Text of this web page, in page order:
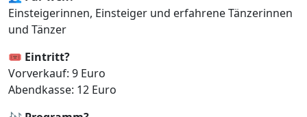
Einsteigerinnen, Einsteiger und erfahrene Tänzerinnen
und Tänzer
🎟️ Eintritt?
Vorverkauf: 9 Euro
Abendkasse: 12 Euro